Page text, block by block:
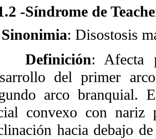
-Síndrome de
Sinonimia: Disostosis
Definición: Afecta
del primer
arco branquial.
convexo con nariz
hacia debajo